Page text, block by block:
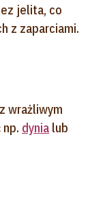
jelita, co
z zaparciami.
wrażliwym
dynia lub